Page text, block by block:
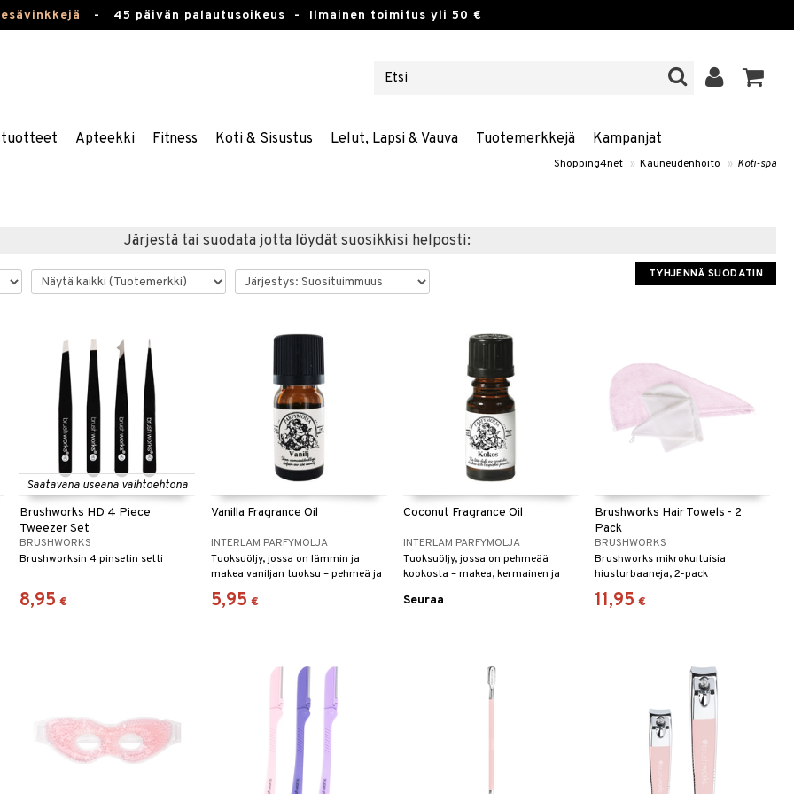
- 45 päivän palautusoikeus - Ilmainen toimitus yli 50 €
Apteekki Fitness Koti & Sisustus Lelut, Lapsi & Vauva Tuotemerkkejä Kampanjat
Shopping4net » Kauneudenhoito » Koti-spa
Järjestä tai suodata jotta löydät suosikkisi helposti:
TYHJENNÄ SUODATIN
Saatavana useana vaihtoehtona
Brushworks HD 4 Piece
Tweezer Set
BRUSHWORKS
Brushworksin 4 pinsetin setti
8,95 €
Vanilla Fragrance Oil
INTERLAM PARFYMOLJA
Tuoksuöljy, jossa on lämmin ja
makea vaniljan tuoksu – pehmeä ja
syleilevä.
5,95 €
Coconut Fragrance Oil
INTERLAM PARFYMOLJA
Tuoksuöljy, jossa on pehmeää
kookosta – makea, kermainen ja
Seuraa
Brushworks Hair Towels - 2
Pack
BRUSHWORKS
Brushworks mikrokuituisia
hiusturbaaneja, 2-pack
11,95 €